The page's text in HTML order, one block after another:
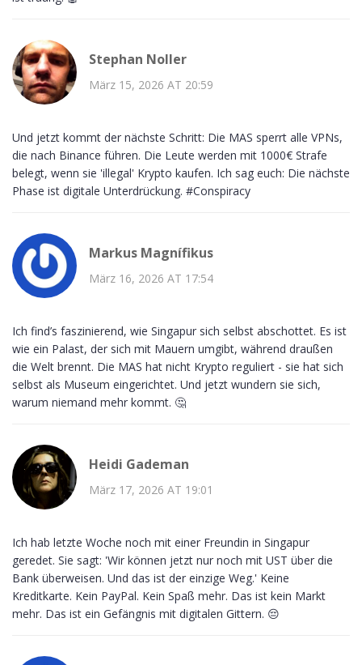
Stephan Noller
März 15, 2026 AT 20:59
Und jetzt kommt der nächste Schritt: Die MAS sperrt alle VPNs,
die nach Binance führen. Die Leute werden mit 1000€ Strafe
belegt, wenn sie 'illegal' Krypto kaufen. Ich sag euch: Die nächste
Phase ist digitale Unterdrückung. #Conspiracy
Markus Magnífikus
März 16, 2026 AT 17:54
Ich find’s faszinierend, wie Singapur sich selbst abschottet. Es ist
wie ein Palast, der sich mit Mauern umgibt, während draußen
die Welt brennt. Die MAS hat nicht Krypto reguliert - sie hat sich
selbst als Museum eingerichtet. Und jetzt wundern sie sich,
warum niemand mehr kommt. 🤔
Heidi Gademan
März 17, 2026 AT 19:01
Ich hab letzte Woche noch mit einer Freundin in Singapur
geredet. Sie sagt: 'Wir können jetzt nur noch mit UST über die
Bank überweisen. Und das ist der einzige Weg.' Keine
Kreditkarte. Kein PayPal. Kein Spaß mehr. Das ist kein Markt
mehr. Das ist ein Gefängnis mit digitalen Gittern. 😔